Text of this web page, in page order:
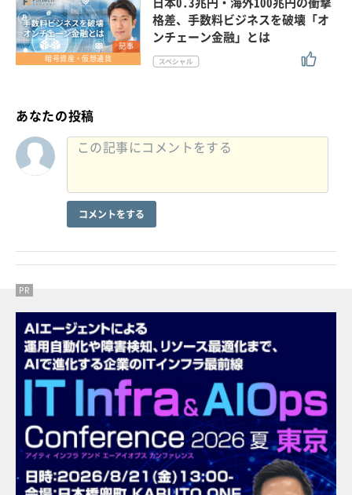
記事
暗号資産・仮想通貨
格差、手数料ビジネスを破壊「オ
ンチェーン金融」とは
あなたの投稿
コメントをする
PR
PR
PR